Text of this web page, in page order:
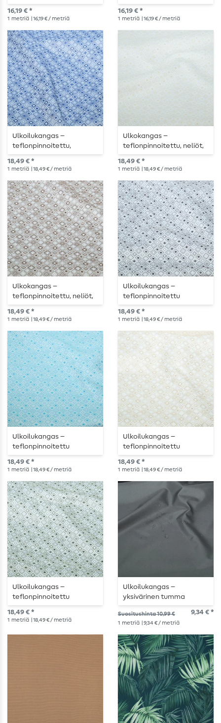
16,19 € *
1 metriä | 16,19 € / metriä
16,19 € *
1 metriä | 16,19 € / metriä
Ulkoilukangas –
teflonpinnoitettu,
jacquard-kuvio, neliöt,
ecru, sininen
18,49 € *
1 metriä | 18,49 € / metriä
Ulkokangas –
teflonpinnoitettu, neliöt,
ecru-beige
18,49 € *
1 metriä | 18,49 € / metriä
Ulkokangas –
teflonpinnoitettu, neliöt,
ecru ja ruskea
18,49 € *
1 metriä | 18,49 € / metriä
Ulkoilukangas –
teflonpinnoitettu
jacquard-kuvio, neliöt,
ecru ja musta
18,49 € *
1 metriä | 18,49 € / metriä
Ulkoilukangas –
teflonpinnoitettu
jacquard-kuvio, neliöt,
ecru, turkoosi
18,49 € *
1 metriä | 18,49 € / metriä
Ulkoilukangas –
teflonpinnoitettu
jacquard-kuvio, neliöt,
ecru, hiekka
18,49 € *
1 metriä | 18,49 € / metriä
Ulkoilukangas –
teflonpinnoitettu
jacquard-kuvio, neliöt,
ecru ja vihreä
18,49 € *
1 metriä | 18,49 € / metriä
Ulkoilukangas –
yksivärinen tumma
antrasiitti
Suositushinta 10,99 € 9,34 € *
1 metriä | 9,34 € / metriä